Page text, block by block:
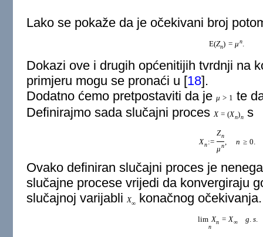
Lako se pokaže da je očekivani broj
E(Zn) = μn.
Dokazi ove i drugih općenitijih tvrdnji na
primjeru mogu se pronaći u [18] .
Dodatno ćemo pretpostaviti da je μ > 1 te
Definirajmo sada slučajni proces X = (Xn)n s
Xn :=
Zn
μn, n ≥ 0.
Ovako definiran slučajni proces je
slučajne procese vrijedi da konvergiraju
slučajnoj varijabliX∞ konačnog
lim
n
Xn = X∞ g s.